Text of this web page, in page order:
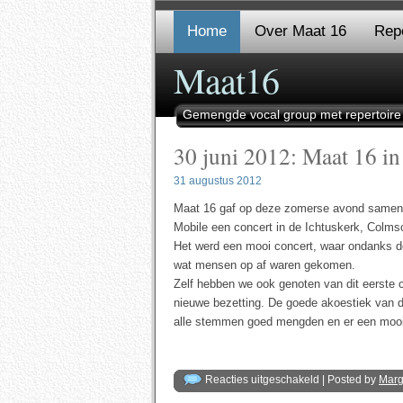
Home Over Maat 16
Maat16
Gemengde vocal group met
30 juni 2012: Maat 16
31 augustus 2012
Maat 16 gaf op deze zomerse avond
Mobile een concert in de Ichtuskerk,
Het werd een mooi concert, waar ondanks
wat mensen op af waren gekomen.
Zelf hebben we ook genoten van dit eerste
nieuwe bezetting. De goede akoestiek van
alle stemmen goed mengden en er een
Reacties uitgeschakeld voor
30
| Posted by